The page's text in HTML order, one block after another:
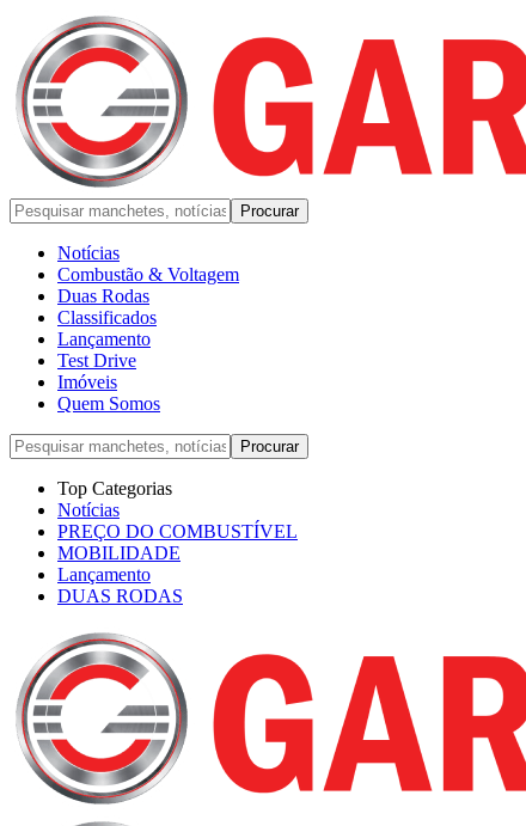
Notícias
Combustão & Voltagem
Duas Rodas
Classificados
Lançamento
Test Drive
Imóveis
Quem Somos
Top Categorias
Notícias
PREÇO DO COMBUSTÍVEL
MOBILIDADE
Lançamento
DUAS RODAS